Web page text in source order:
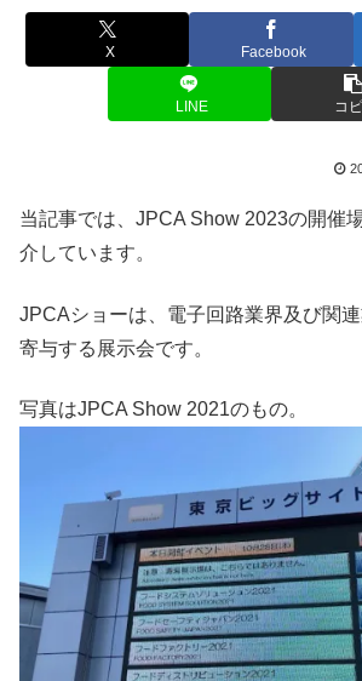
X Facebook
LINE コ
当記事では、JPCA Show 2023の開催
介しています。
JPCAショーは、電子回路業界及び関
寄与する展示会です。
写真はJPCA Show 2021のもの。